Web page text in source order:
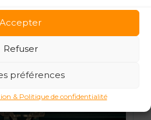
Accepter
Refuser
préférences
& Politique de confidentialité